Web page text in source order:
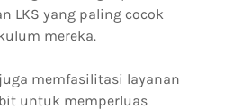
LKS yang paling cocok
mereka.
memfasilitasi layanan
untuk memperluas